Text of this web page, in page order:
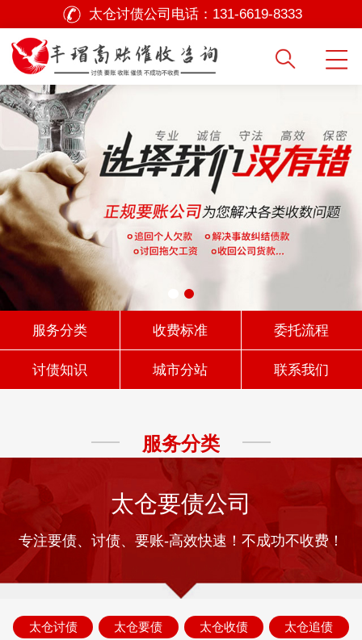
太仓讨债公司电话： 131-6619-8333
服务分类 收费标准 委托流程
讨债知识 城市分站 联系我们
服务分类
太仓要债公司
专注要债、讨债、要账-高效快速！不成功不收费！
太仓讨债 太仓要债 太仓收债 太仓追债